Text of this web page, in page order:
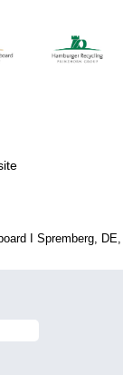
(trenutna
I Spremberg, DE,